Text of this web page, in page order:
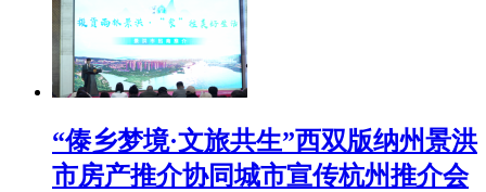
“傣乡梦境·文旅共生”西双版纳州景洪
市房产推介协同城市宣传杭州推介会